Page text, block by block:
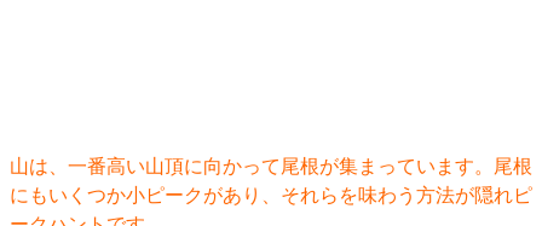
山は、一番高い山頂に向かって尾根が集まっています。尾根
にもいくつか小ピークがあり、それらを味わう方法が隠れピ